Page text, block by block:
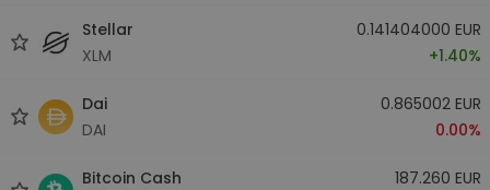
Stellar
XLM
0.141404000 EUR
+1.40%
Dai
DAI
0.865002 EUR
0.00%
Bitcoin Cash
187.260 EUR